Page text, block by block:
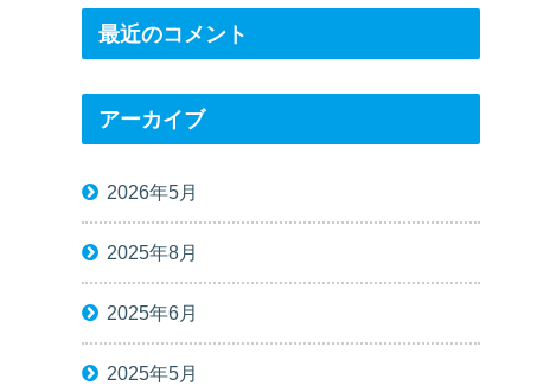
最近のコメント
アーカイブ
2026年5月
2025年8月
2025年6月
2025年5月